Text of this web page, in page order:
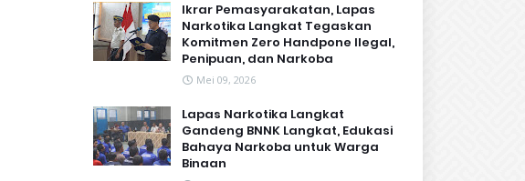
Ikrar Pemasyarakatan, Lapas
Narkotika Langkat Tegaskan
Komitmen Zero Handpone llegal,
Penipuan, dan Narkoba
Mei 09, 2026
Lapas Narkotika Langkat
Gandeng BNNK Langkat, Edukasi
Bahaya Narkoba untuk Warga
Binaan